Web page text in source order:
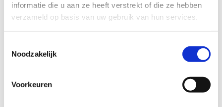
informatie die u aan ze heeft verstrekt of die ze hebben
verzameld op basis van uw gebruik van hun services.
Noodzakelijk
Voorkeuren
TECHNISCHE MOEILIJKHEIDSGRAAD
TIP:ontbrekende signalisatie kan je melden via het